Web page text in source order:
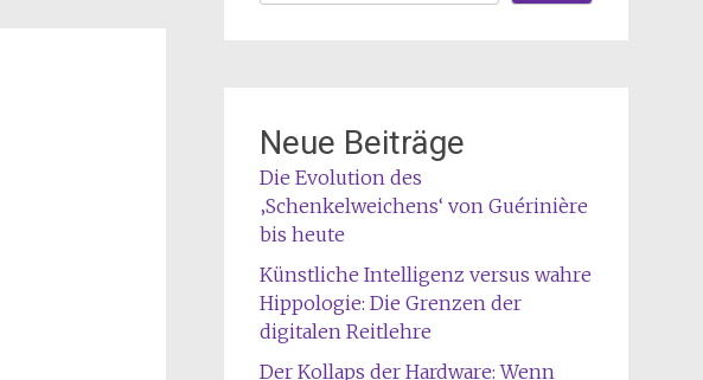
Neue Beiträge
Die Evolution des
‚Schenkelweichens‘ von Guérinière
bis heute
Künstliche Intelligenz versus wahre
Hippologie: Die Grenzen der
digitalen Reitlehre
Der Kollaps der Hardware: Wenn